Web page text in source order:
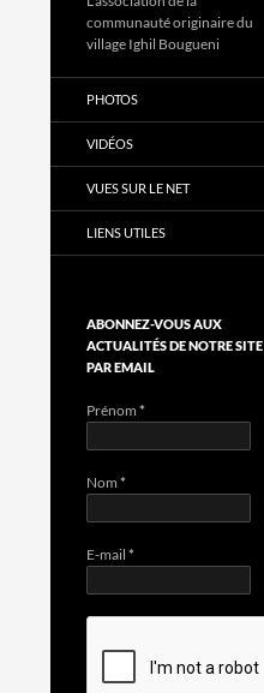
communauté originaire du
village Ighil Bougueni
PHOTOS
VIDÉOS
VUES SUR LE NET
LIENS UTILES
ABONNEZ-VOUS AUX
ACTUALITÉS DE NOTRE SITE
PAR EMAIL
Prénom *
Nom *
E-mail *